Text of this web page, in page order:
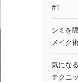
#1
シミを
メイク
気にな
テクニ